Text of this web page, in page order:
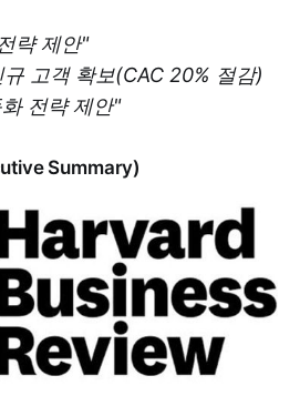
략 제안"
고객 확보(CAC 20% 절감)
전략 제안"
Summary)